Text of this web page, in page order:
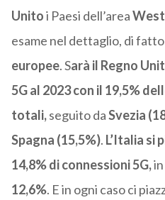
Unitoi Paesi dell’area
esame nel dettaglio, di fatto
europee. Sarà il Regno
5G al 2023 con il 19,5%
totali,seguito daSvezia
Spagna (15,5%). L’Italia si
14,8% di connessioni 5G,in
12,6%. E in ogni caso ci